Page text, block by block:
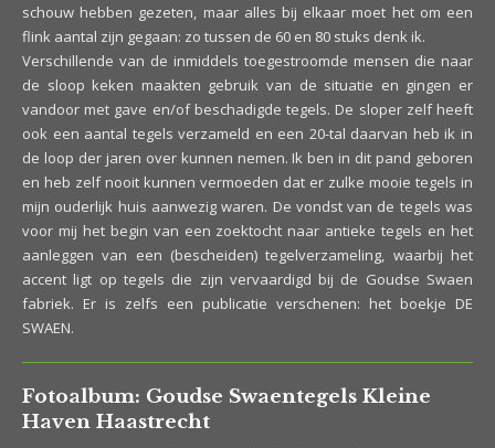
schouw hebben gezeten, maar alles bij elkaar moet het om een
flink aantal zijn gegaan: zo tussen de 60 en 80 stuks denk ik.
Verschillende van de inmiddels toegestroomde mensen die naar
de sloop keken maakten gebruik van de situatie en gingen er
vandoor met gave en/of beschadigde tegels. De sloper zelf heeft
ook een aantal tegels verzameld en een 20-tal daarvan heb ik in
de loop der jaren over kunnen nemen. Ik ben in dit pand geboren
en heb zelf nooit kunnen vermoeden dat er zulke mooie tegels in
mijn ouderlijk huis aanwezig waren. De vondst van de tegels was
voor mij het begin van een zoektocht naar antieke tegels en het
aanleggen van een (bescheiden) tegelverzameling, waarbij het
accent ligt op tegels die zijn vervaardigd bij de Goudse Swaen
fabriek. Er is zelfs een publicatie verschenen: het boekje DE
SWAEN.
Fotoalbum: Goudse Swaentegels Kleine
Haven Haastrecht